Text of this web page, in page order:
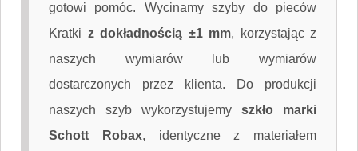
gotowi pomóc. Wycinamy szyby do pieców
Kratki z dokładnością ±1 mm, korzystając z
naszych wymiarów lub wymiarów
dostarczonych przez klienta. Do produkcji
naszych szyb wykorzystujemy szkło marki
Schott Robax, identyczne z materiałem